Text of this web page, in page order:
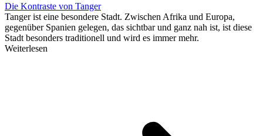
Die Kontraste von Tanger
Tanger ist eine besondere Stadt. Zwischen Afrika und Europa,
gegenüber Spanien gelegen, das sichtbar und ganz nah ist, ist diese
Stadt besonders traditionell und wird es immer mehr.
Weiterlesen